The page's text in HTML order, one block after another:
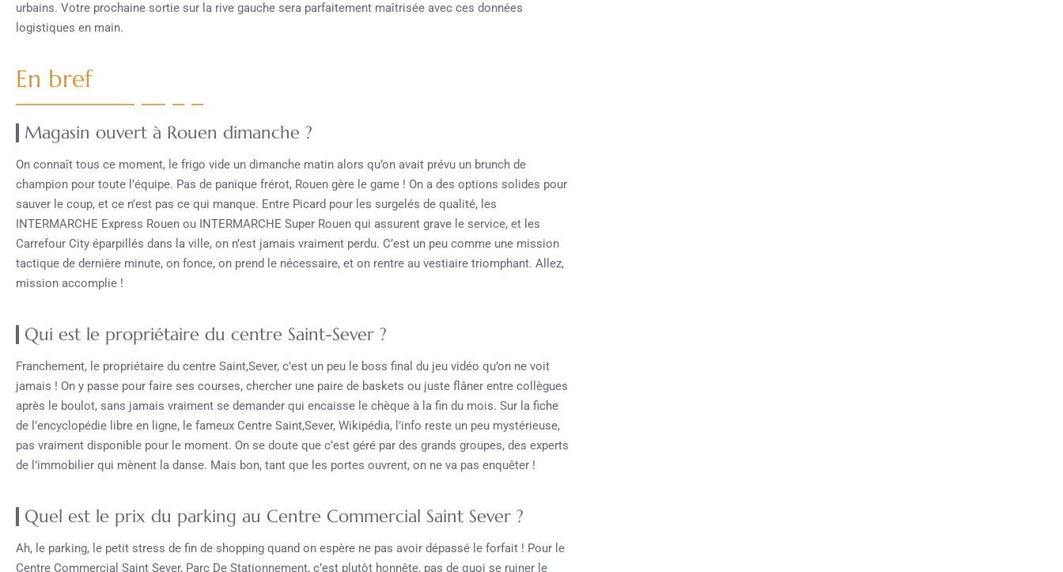
urbains. Votre prochaine sortie sur la rive gauche sera parfaitement maîtrisée avec ces données
logistiques en main.
En bref
Magasin ouvert à Rouen dimanche ?
On connaît tous ce moment, le frigo vide un dimanche matin alors qu’on avait prévu un brunch de
champion pour toute l’équipe. Pas de panique frérot, Rouen gère le game ! On a des options solides pour
sauver le coup, et ce n’est pas ce qui manque. Entre Picard pour les surgelés de qualité, les
INTERMARCHE Express Rouen ou INTERMARCHE Super Rouen qui assurent grave le service, et les
Carrefour City éparpillés dans la ville, on n’est jamais vraiment perdu. C’est un peu comme une mission
tactique de dernière minute, on fonce, on prend le nécessaire, et on rentre au vestiaire triomphant. Allez,
mission accomplie !
Qui est le propriétaire du centre Saint-Sever ?
Franchement, le propriétaire du centre Saint,Sever, c’est un peu le boss final du jeu vidéo qu’on ne voit
jamais ! On y passe pour faire ses courses, chercher une paire de baskets ou juste flâner entre collègues
après le boulot, sans jamais vraiment se demander qui encaisse le chèque à la fin du mois. Sur la fiche
de l’encyclopédie libre en ligne, le fameux Centre Saint,Sever, Wikipédia, l’info reste un peu mystérieuse,
pas vraiment disponible pour le moment. On se doute que c’est géré par des grands groupes, des experts
de l’immobilier qui mènent la danse. Mais bon, tant que les portes ouvrent, on ne va pas enquêter !
Quel est le prix du parking au Centre Commercial Saint Sever ?
Ah, le parking, le petit stress de fin de shopping quand on espère ne pas avoir dépassé le forfait ! Pour le
Centre Commercial Saint Sever, Parc De Stationnement, c’est plutôt honnête, pas de quoi se ruiner le